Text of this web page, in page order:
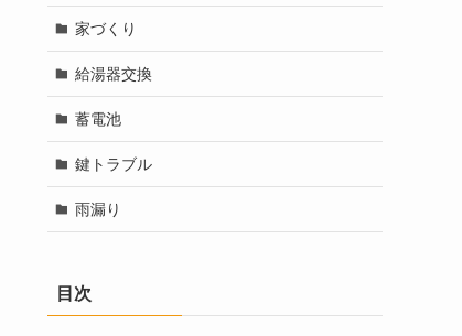
家づくり
給湯器交換
蓄電池
鍵トラブル
雨漏り
目次